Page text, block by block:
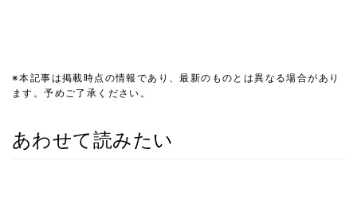
※本記事は掲載時点の情報であり、最新のものとは異なる場合があり
ます。予めご了承ください。
あわせて読みたい